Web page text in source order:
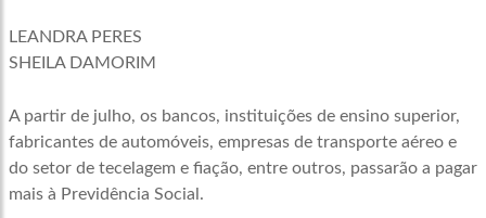
LEANDRA PERES
SHEILA DAMORIM
A partir de julho, os bancos, instituições de ensino superior,
fabricantes de automóveis, empresas de transporte aéreo e
do setor de tecelagem e fiação, entre outros, passarão a pagar
mais à Previdência Social.